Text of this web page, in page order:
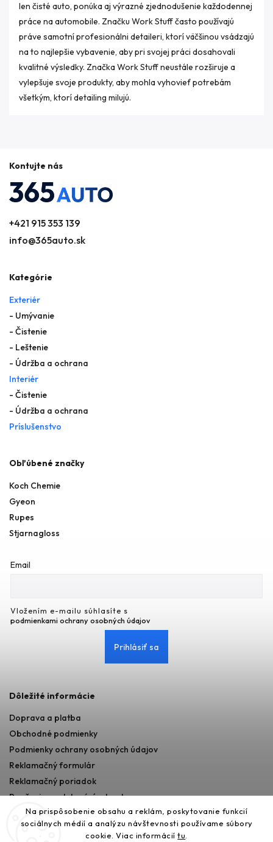
Na prispôsobenie obsahu a reklám, poskytovanie funkcií
sociálnych médií a analýzu návštevnosti používame súbory
cookie. Viac informáciítu
len čisté auto, ponúka aj výrazné zjednodušenie každodennej
práce na automobile. Značku Work Stuff často používajú
práve samotní profesionálni detaileri, ktorí väčšinou vsádzajú
na to najlepšie vybavenie, aby pri svojej práci dosahovali
kvalitné výsledky. Značka Work Stuff neustále rozširuje a
vylepšuje svoje produkty, aby mohla vyhovieť potrebám
všetkým, ktorí detailing milujú.
Kontujte nás
+421 915 353 139
info@365auto.sk
Kategórie
Exteriér
- Umývanie
- Čistenie
- Leštenie
- Údržba a ochrana
Interiér
- Čistenie
- Údržba a ochrana
Príslušenstvo
Obľúbené značky
Koch Chemie
Gyeon
Rupes
Stjarnagloss
Email
Vložením e-mailu súhlasíte s
podmienkami ochrany osobných údajov
Prihlásiť sa
Dôležité informácie
Doprava a platba
Obchodné podmienky
Podmienky ochrany osobných údajov
Reklamačný formulár
Reklamačný poriadok
Poučenie o odstupéní od zmluvy